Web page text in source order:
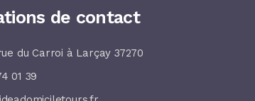
de contact
du Carroi à Larçay 37270
01 39